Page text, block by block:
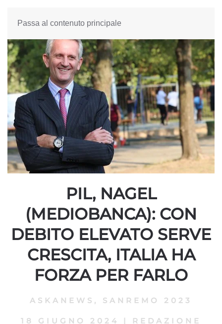
Passa al contenuto principale
PIL, NAGEL
(MEDIOBANCA): CON
DEBITO ELEVATO SERVE
CRESCITA, ITALIA HA
FORZA PER FARLO
ASKANEWS , SANREMO 2023
18 GIUGNO 2024
REDAZIONE